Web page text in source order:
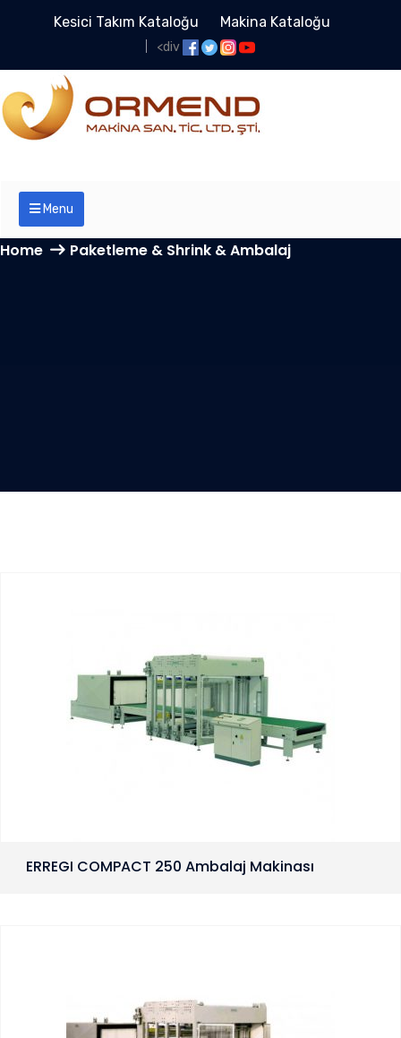
Kesici Takım Kataloğu Makina Kataloğu
<div
Menu
Home Paketleme & Shrink & Ambalaj
ERREGI COMPACT 250 Ambalaj Makinası